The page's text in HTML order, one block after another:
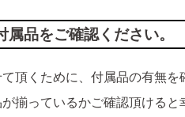
属品をご確認ください。
頂くために、付属品の有無を
揃っているかご確認頂けると